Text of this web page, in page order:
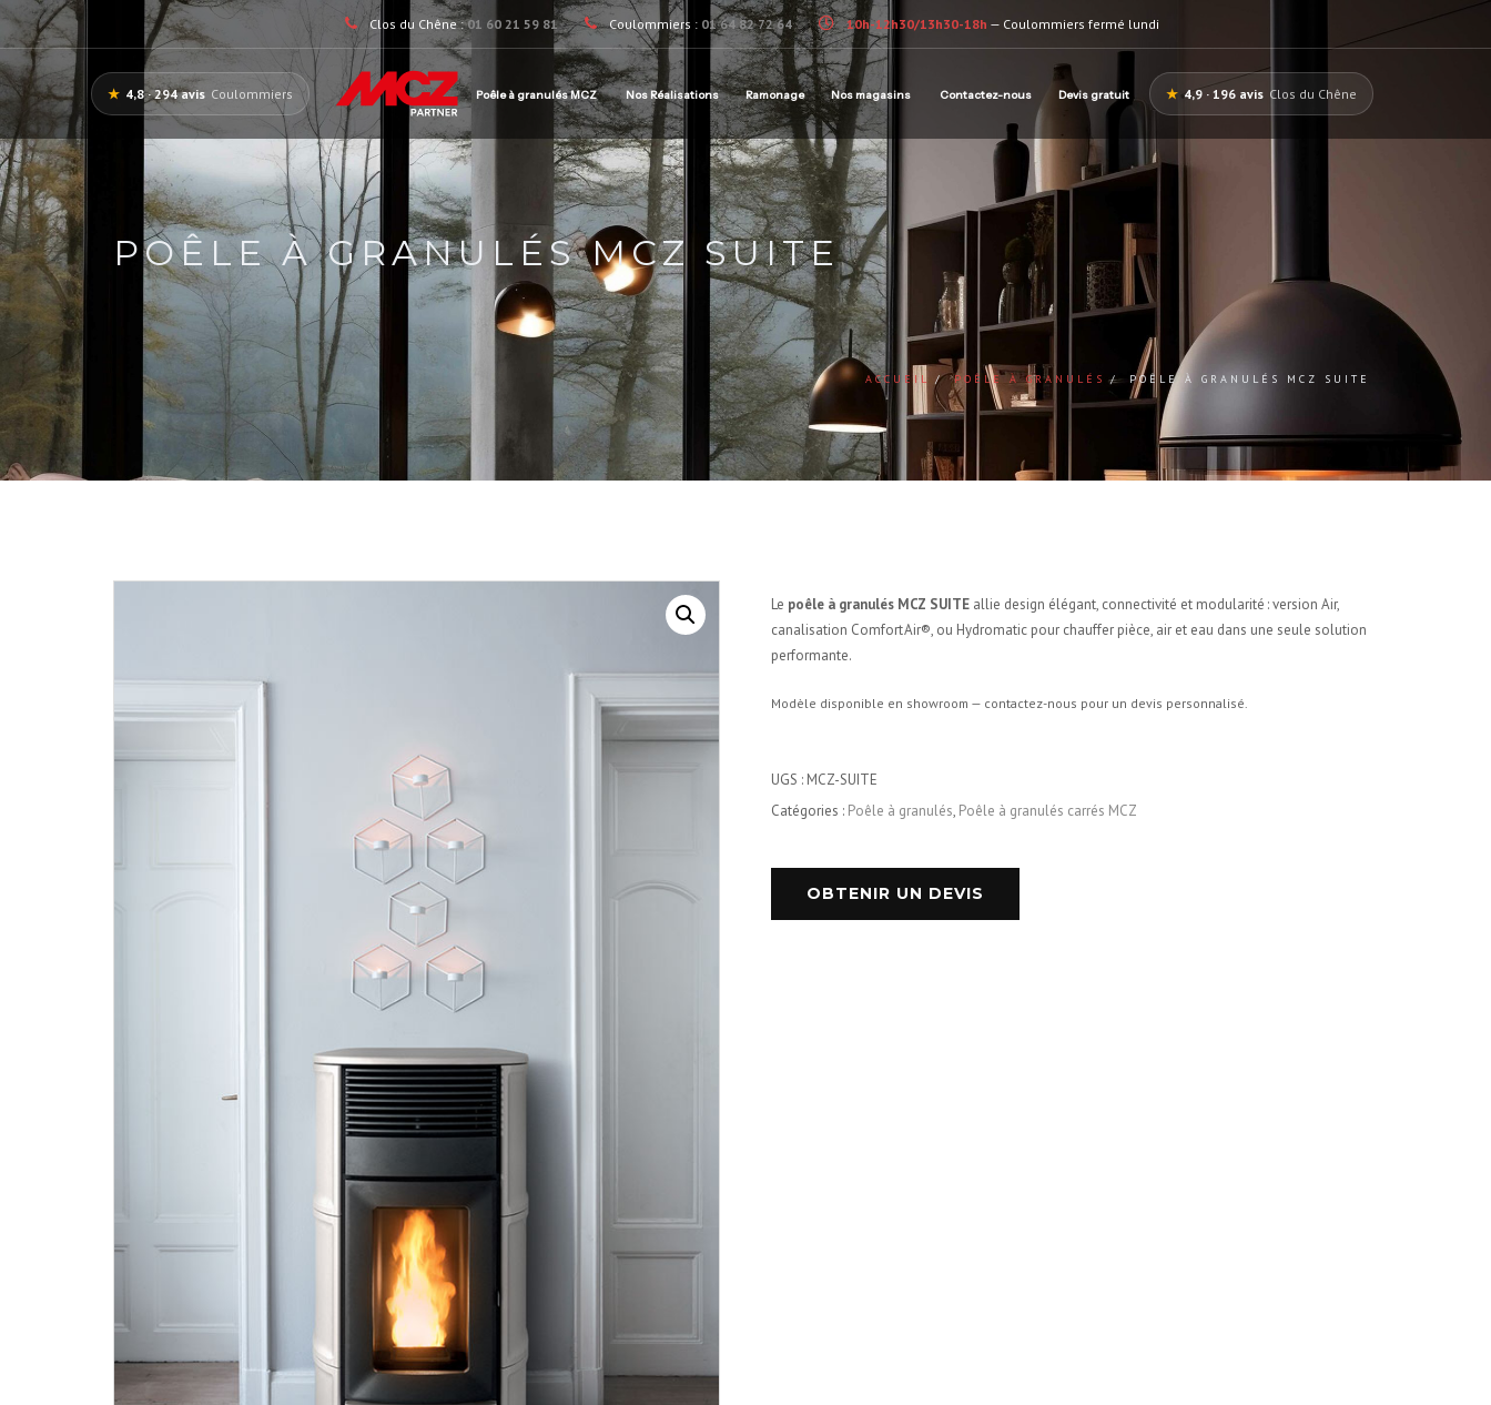
Clos du Chêne :01 60 21 59 81 Coulommiers : 01 64 82 72 64 10h-12h30/13h30-18h — Coulommiers fermé lundi
★ 4,8 · 294 avis Coulommiers Poêle à granulés MCZ Nos Réalisations Ramonage Nos magasins Contactez-nous Devis gratuit ★ 4,9 · 196 avis Clos du Chêne
POÊLE À GRANULÉS MCZ SUITE
ACCUEIL POÊLE À GRANULÉS POÊLE À GRANULÉS MCZ SUITE
Le poêle à granulés MCZ SUITEallie design élégant, connectivité et modularité : version Air,
canalisation Comfort Air®, ou Hydromatic pour chauffer pièce, air et eau dans une seule solution
performante.
Modèle disponible en showroom — contactez-nous pour un devis personnalisé.
UGS : MCZ-SUITE
Catégories : Poêle à granulés, Poêle à granulés carrés MCZ
OBTENIR UN DEVIS